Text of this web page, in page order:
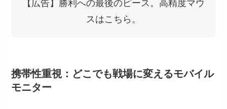
【広告】勝利への最後のピース。高精度マウ
スはこちら。
携帯性重視：どこでも戦場に変えるモバイル
モニター